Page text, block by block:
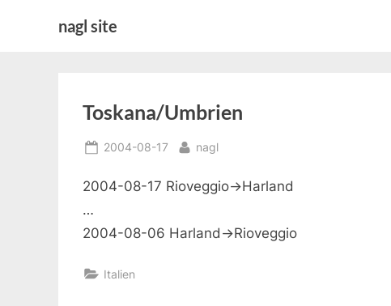
nagl site
Toskana/Umbrien
Posted
2004-08-17 By
nagl
2004-08-17 Rioveggio->Harland
…
2004-08-06 Harland->Rioveggio
Italien